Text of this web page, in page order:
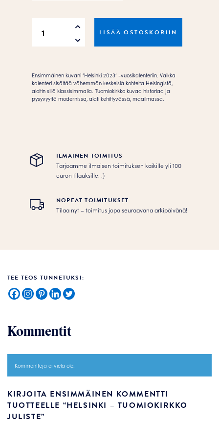
LISÄÄ OSTOSKORIIN
Ensimmäinen kuvani ‘Helsinki 2023’ -vuosikalenteriin. Vaikka
kalenteri sisältää vähemmän keskeisiä kohteita Helsingistä,
aloitin sillä klassisimmalla. Tuomiokirkko kuvaa historiaa ja
pysyvyyttä modernissa, alati kehittyvässä, maailmassa.
ILMAINEN TOIMITUS
Tarjoamme ilmaisen toimituksen kaikille yli 100
euron tilauksille. :­­)
NOPEAT TOIMITUKSET
Tilaa nyt – toimitus jopa seuraavana arkipäivänä!
TEE TEOS TUNNETUKSI:
Kommentit
Kommentteja ei vielä ole.
KIRJOITA ENSIMMÄINEN KOMMENTTI
TUOTTEELLE “HELSINKI – TUOMIOKIRKKO
JULISTE”